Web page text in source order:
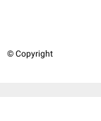
© Copyright